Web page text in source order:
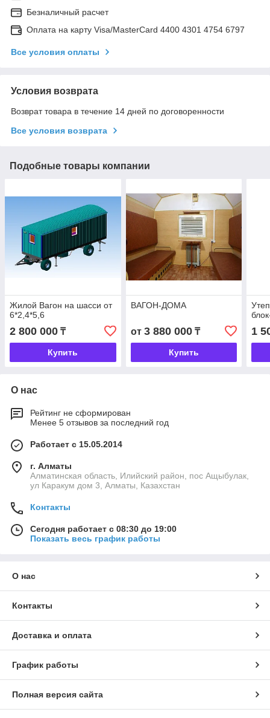
Безналичный расчет
Оплата на карту Visa/MasterCard 4400 4301 4754 6797
Все условия оплаты
Условия возврата
Возврат товара в течение 14 дней по договоренности
Все условия возврата
Подобные товары компании
Жилой Вагон на шасси от
6*2,4*5,6
2 800 000 ₸
Купить
ВАГОН-ДОМА
от 3 880 000₸
Купить
1
О нас
Рейтинг не сформирован
Менее 5 отзывов за последний год
Работает с 15.05.2014
г. Алматы
Алматинская область, Илийский район, пос Ащыбулак,
ул Каракум дом 3, Алматы, Казахстан
Контакты
Сегодня работает с 08:30 до 19:00
Показать весь график работы
О нас
Контакты
Доставка и оплата
График работы
Полная версия сайта